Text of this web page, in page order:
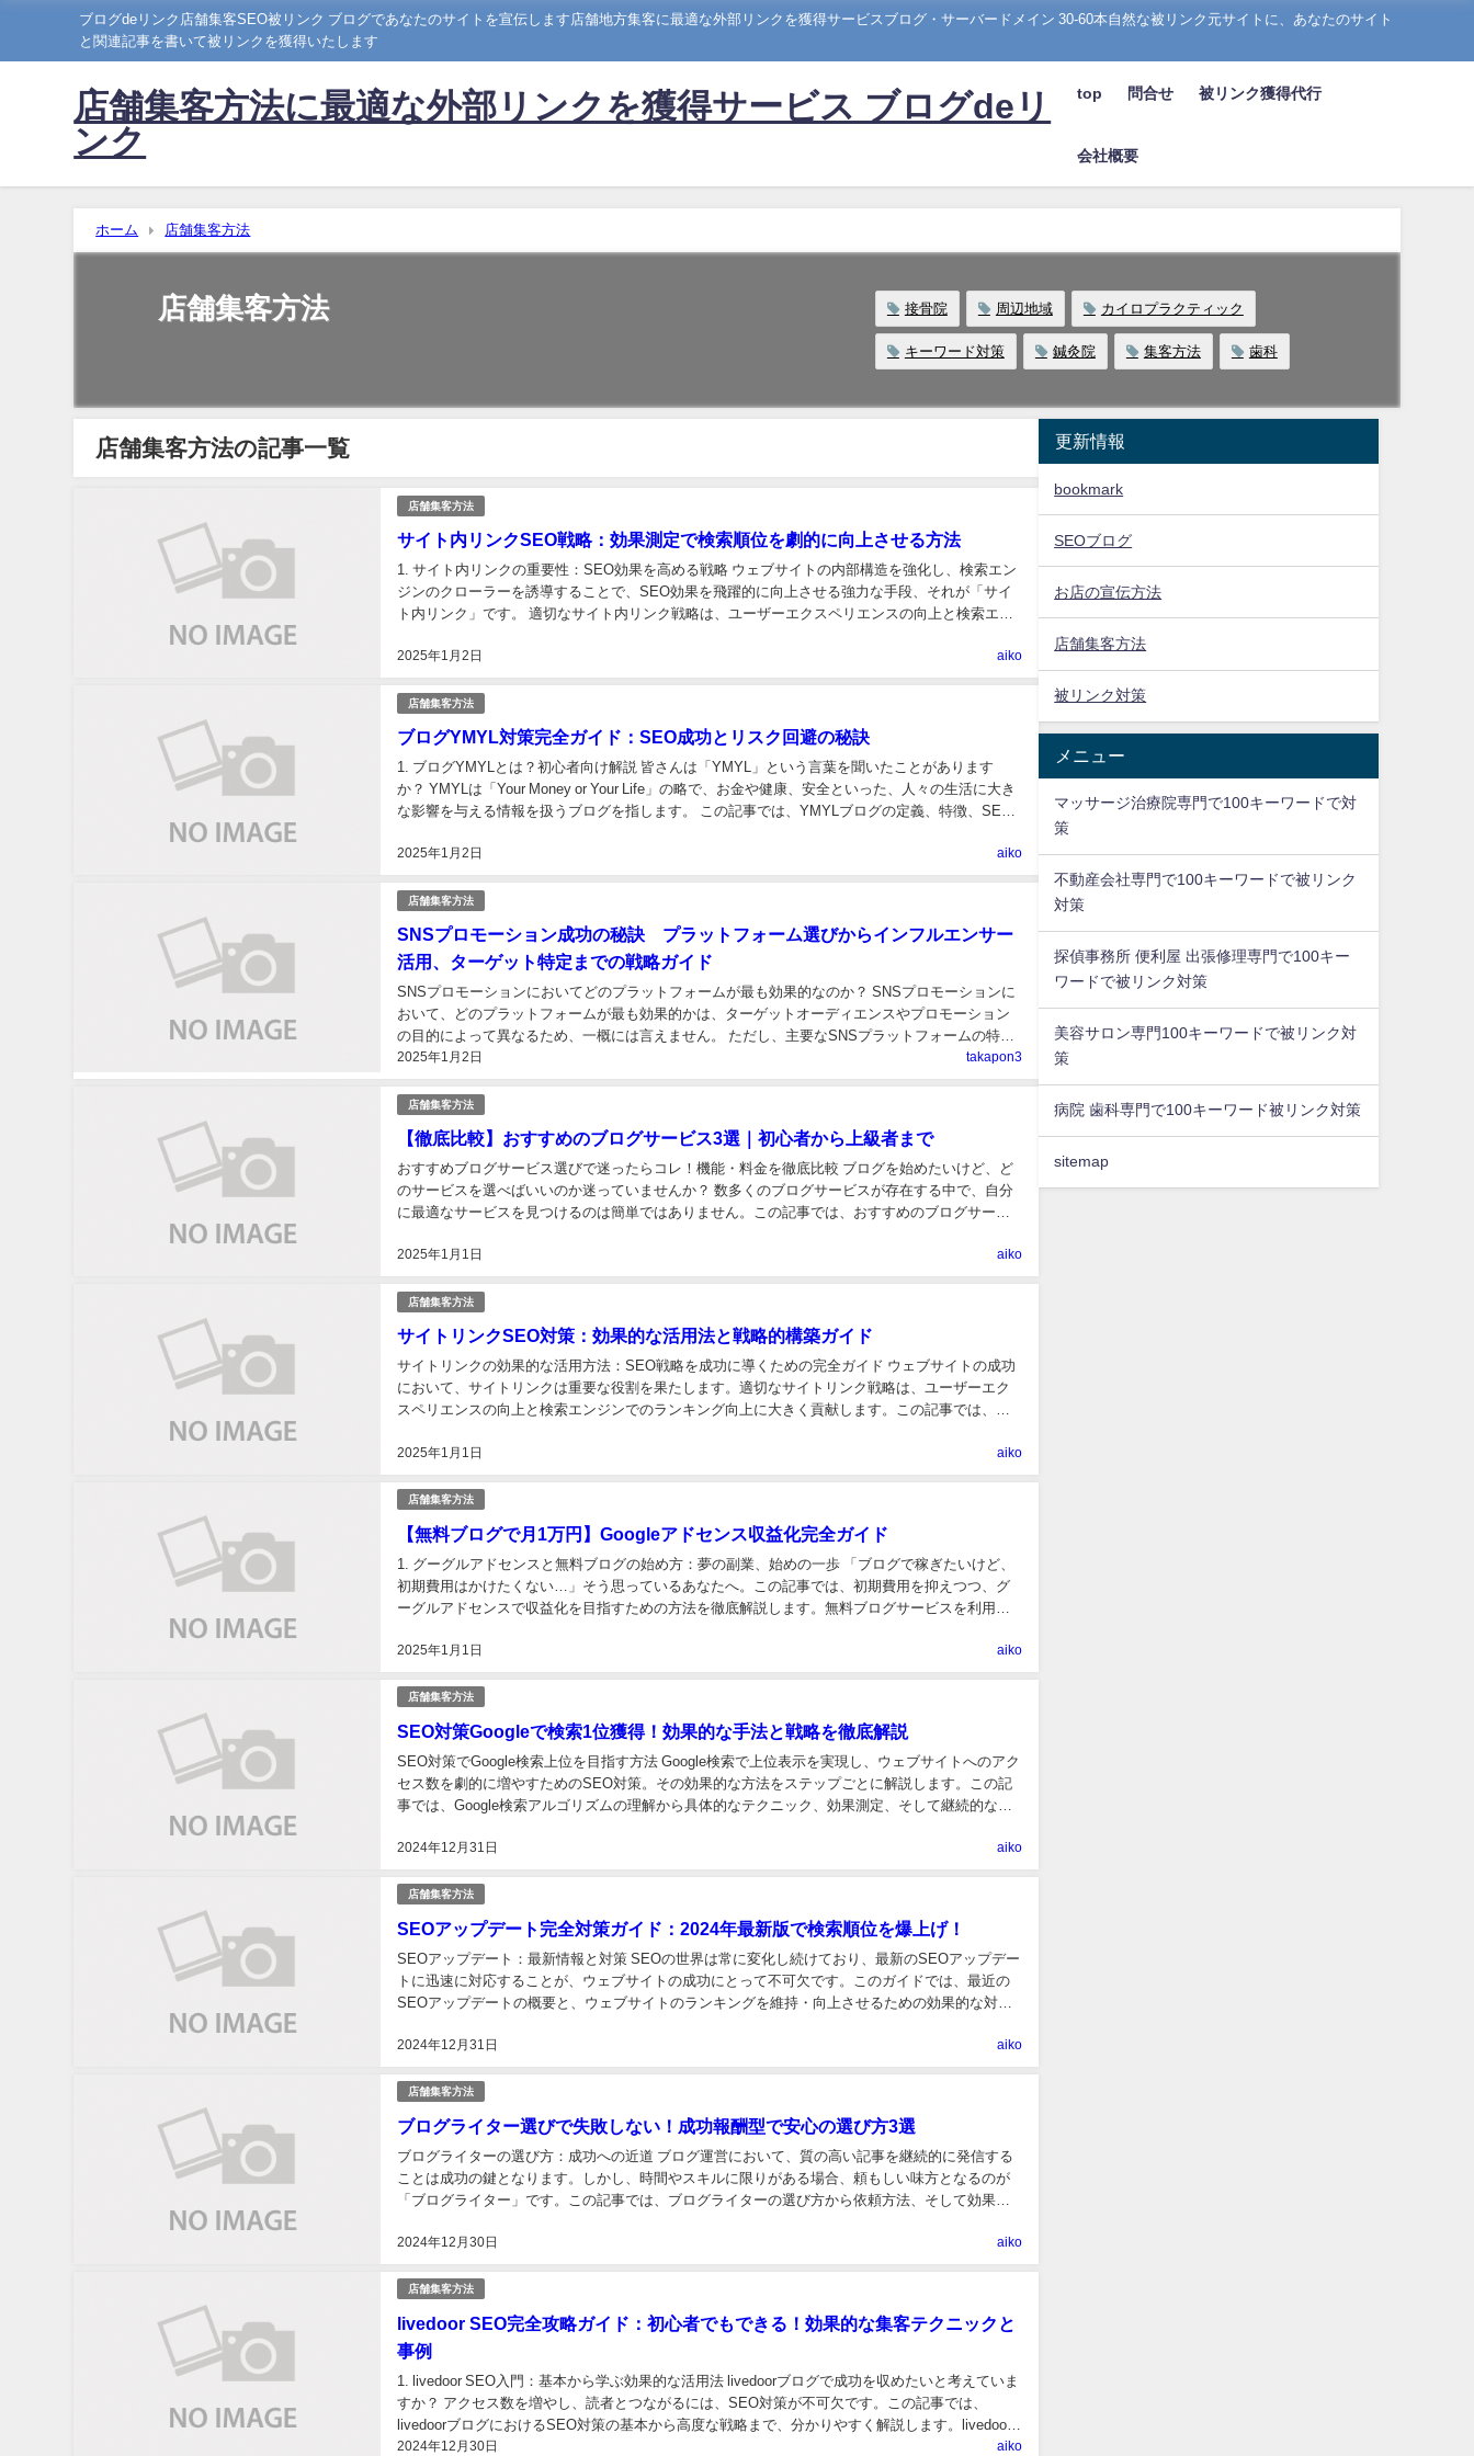
ブログdeリンク店舗集客SEO被リンク ブログであなたのサイトを宣伝します店舗地方集客に最適な外部リンクを獲得サービスブログ・サーバードメイン 30-60本自然な被リンク元サイトに、あなたのサイト
と関連記事を書いて被リンクを獲得いたします
店舗集客方法に最適な外部リンクを獲得サービス ブログdeリ
ンク
top 問合せ 被リンク獲得代行
会社概要
ホーム 店舗集客方法
店舗集客方法 接骨院 周辺地域 カイロプラクティック
キーワード対策 鍼灸院 集客方法 歯科
店舗集客方法の記事一覧
店舗集客方法
サイト内リンクSEO戦略：効果測定で検索順位を劇的に向上させる方法
2025年1月2日
1. サイト内リンクの重要性：SEO効果を高める戦略 ウェブサイトの内部構造を強化し、検索エン
ジンのクローラーを誘導することで、SEO効果を飛躍的に向上させる強力な手段、それが「サイ
ト内リンク」です。 適切なサイト内リンク戦略は、ユーザーエクスペリエンスの向上と検索エン
aiko
店舗集客方法
ブログYMYL対策完全ガイド：SEO成功とリスク回避の秘訣
2025年1月2日
1. ブログYMYLとは？初心者向け解説 皆さんは「YMYL」という言葉を聞いたことがあります
か？ YMYLは「Your Money or Your Life」の略で、お金や健康、安全といった、人々の生活に大き
な影響を与える情報を扱うブログを指します。 この記事では、YMYLブログの定義、特徴、SEO
aiko
店舗集客方法
SNSプロモーション成功の秘訣 プラットフォーム選びからインフルエンサー
活用、ターゲット特定までの戦略ガイド
2025年1月2日
SNSプロモーションにおいてどのプラットフォームが最も効果的なのか？ SNSプロモーションに
おいて、どのプラットフォームが最も効果的かは、ターゲットオーディエンスやプロモーション
の目的によって異なるため、一概には言えません。 ただし、主要なSNSプラットフォームの特長
や効果的な活用方法を理解することは、適切な選択をする...
takapon3
店舗集客方法
【徹底比較】おすすめのブログサービス3選｜初心者から上級者まで
2025年1月1日
おすすめブログサービス選びで迷ったらコレ！機能・料金を徹底比較 ブログを始めたいけど、ど
のサービスを選べばいいのか迷っていませんか？ 数多くのブログサービスが存在する中で、自分
に最適なサービスを見つけるのは簡単ではありません。この記事では、おすすめのブログサービ
aiko
店舗集客方法
サイトリンクSEO対策：効果的な活用法と戦略的構築ガイド
2025年1月1日
サイトリンクの効果的な活用方法：SEO戦略を成功に導くための完全ガイド ウェブサイトの成功
において、サイトリンクは重要な役割を果たします。適切なサイトリンク戦略は、ユーザーエク
スペリエンスの向上と検索エンジンでのランキング向上に大きく貢献します。この記事では、サ
aiko
店舗集客方法
【無料ブログで月1万円】Googleアドセンス収益化完全ガイド
2025年1月1日
1. グーグルアドセンスと無料ブログの始め方：夢の副業、始めの一歩 「ブログで稼ぎたいけど、
初期費用はかけたくない…」そう思っているあなたへ。この記事では、初期費用を抑えつつ、グ
ーグルアドセンスで収益化を目指すための方法を徹底解説します。無料ブログサービスを利用し
aiko
店舗集客方法
SEO対策Googleで検索1位獲得！効果的な手法と戦略を徹底解説
2024年12月31日
SEO対策でGoogle検索上位を目指す方法 Google検索で上位表示を実現し、ウェブサイトへのアク
セス数を劇的に増やすためのSEO対策。その効果的な方法をステップごとに解説します。この記
事では、Google検索アルゴリズムの理解から具体的なテクニック、効果測定、そして継続的な改
aiko
店舗集客方法
SEOアップデート完全対策ガイド：2024年最新版で検索順位を爆上げ！
2024年12月31日
SEOアップデート：最新情報と対策 SEOの世界は常に変化し続けており、最新のSEOアップデー
トに迅速に対応することが、ウェブサイトの成功にとって不可欠です。このガイドでは、最近の
SEOアップデートの概要と、ウェブサイトのランキングを維持・向上させるための効果的な対策
aiko
店舗集客方法
ブログライター選びで失敗しない！成功報酬型で安心の選び方3選
2024年12月30日
ブログライターの選び方：成功への近道 ブログ運営において、質の高い記事を継続的に発信する
ことは成功の鍵となります。しかし、時間やスキルに限りがある場合、頼もしい味方となるのが
「ブログライター」です。この記事では、ブログライターの選び方から依頼方法、そして効果的
aiko
店舗集客方法
livedoor SEO完全攻略ガイド：初心者でもできる！効果的な集客テクニックと
事例
2024年12月30日
1. livedoor SEO入門：基本から学ぶ効果的な活用法 livedoorブログで成功を収めたいと考えていま
すか？ アクセス数を増やし、読者とつながるには、SEO対策が不可欠です。この記事では、
livedoorブログにおけるSEO対策の基本から高度な戦略まで、分かりやすく解説します。livedoor
SEOをマス...
aiko
更新情報
bookmark
SEOブログ
お店の宣伝方法
店舗集客方法
被リンク対策
メニュー
マッサージ治療院専門で100キーワードで対
策
不動産会社専門で100キーワードで被リンク
対策
探偵事務所 便利屋 出張修理専門で100キー
ワードで被リンク対策
美容サロン専門100キーワードで被リンク対
策
病院 歯科専門で100キーワード被リンク対策
sitemap